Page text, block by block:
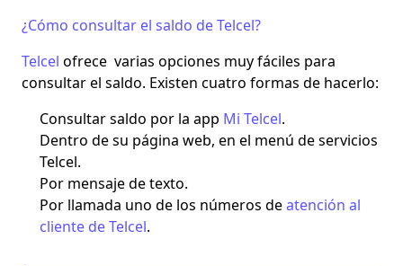
¿Cómo consultar el saldo de Telcel?
Telcel ofrece varias opciones muy fáciles para
consultar el saldo. Existen cuatro formas de hacerlo:
Consultar saldo por la app Mi Telcel.
Dentro de su página web, en el menú de servicios
Telcel.
Por mensaje de texto.
Por llamada uno de los números deatención al
cliente de Telcel.